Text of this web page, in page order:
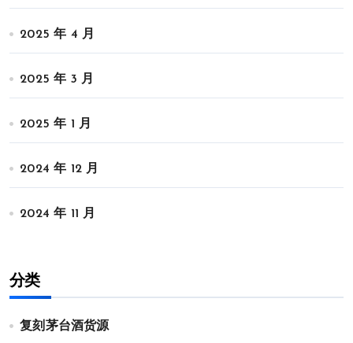
2025 年 4 月
2025 年 3 月
2025 年 1 月
2024 年 12 月
2024 年 11 月
分类
复刻茅台酒货源